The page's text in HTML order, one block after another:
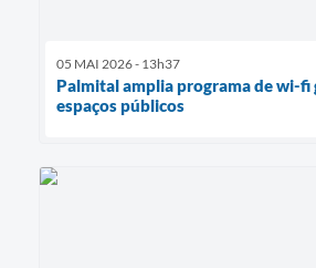
05 MAI 2026 - 13h37
Palmital amplia programa de wi-
espaços públicos